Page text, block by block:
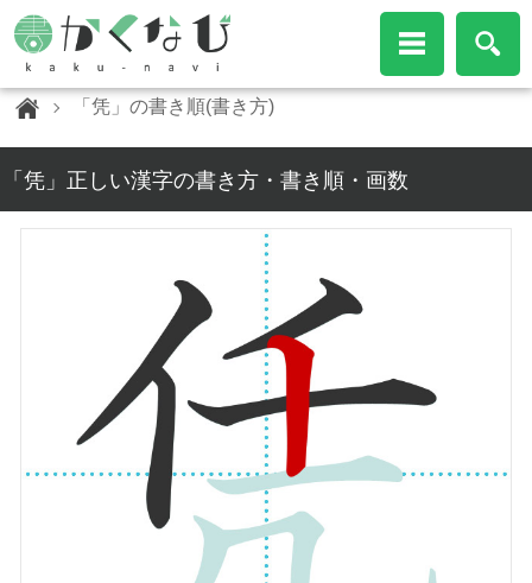
「凭」の書き順(書き方)
「凭」正しい漢字の書き方・書き順・画数